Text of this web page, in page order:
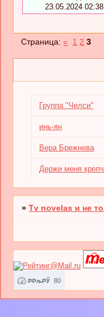
23.05.2024
Страница:« 1 2 3
Группа "Челси"
инь-ян
Вера Брежнева
Держи меня
»Tv novelas и не
РРљРЎ 80